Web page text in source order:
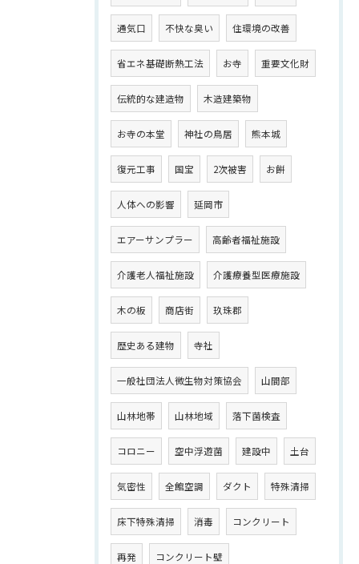
通気口 不快な臭い 住環境の改善
省エネ基礎断熱工法 お寺 重要文化財
伝統的な建造物 木造建築物
お寺の本堂 神社の鳥居 熊本城
復元工事 国宝 2次被害 お餅
人体への影響 延岡市
エアーサンプラー 高齢者福祉施設
介護老人福祉施設 介護療養型医療施設
木の板 商店街 玖珠郡
歴史ある建物 寺社
一般社団法人微生物対策協会 山間部
山林地帯 山林地域 落下菌検査
コロニー 空中浮遊菌 建設中 土台
気密性 全館空調 ダクト 特殊清掃
床下特殊清掃 消毒 コンクリート
再発 コンクリート壁